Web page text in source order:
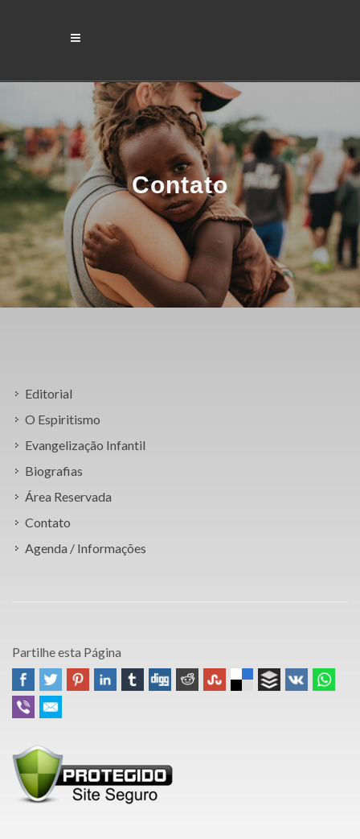
Contato
Editorial
O Espiritismo
Evangelização Infantil
Biografias
Área Reservada
Contato
Agenda / Informações
Partilhe esta Página